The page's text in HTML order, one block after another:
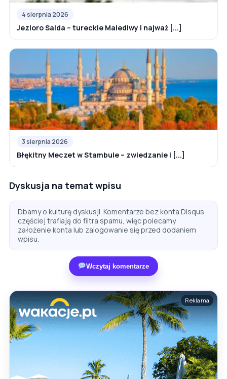
4 sierpnia 2026
Jezioro Salda – tureckie Malediwy i najważ [...]
3 sierpnia 2026
Błękitny Meczet w Stambule – zwiedzanie i [...]
Dyskusja na temat wpisu
Dbamy o kulturę dyskusji. Komentarze bez konta Disqus
częściej trafiają do filtra spamu, więc polecamy
założenie konta lub zalogowanie się przed dodaniem
wpisu.
Wczytaj komentarze
Reklama